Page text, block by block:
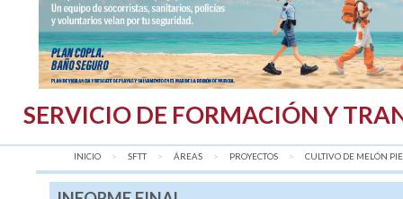
SERVICIO DE FORMACIÓN Y
INICIO SFTT ÁREAS PROYECTOS CULTIVO DE MELÓN PIE...